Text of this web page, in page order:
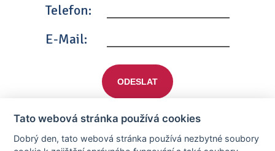
Telefon:
E-Mail:
ODESLAT
Tato webová stránka používá cookies
Dobrý den, tato webová stránka používá nezbytné soubory